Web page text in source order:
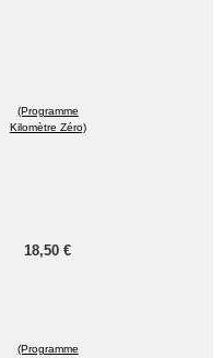
(Programme
Kilomètre Zéro)
18,50 €
(Programme